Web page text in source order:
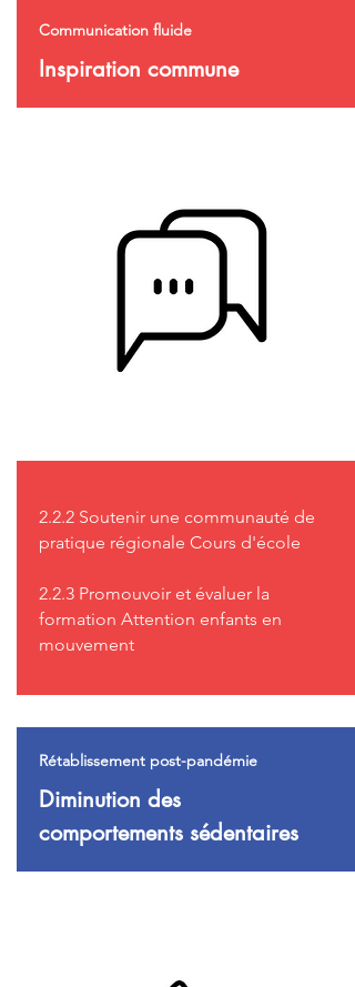
Communication fluide
Inspiration commune
2.2.2 Soutenir une communauté de
pratique régionale Cours d'école
2.2.3 Promouvoir et évaluer la
formation Attention enfants en
mouvement
Rétablissement post-pandémie
Diminution des
comportements sédentaires